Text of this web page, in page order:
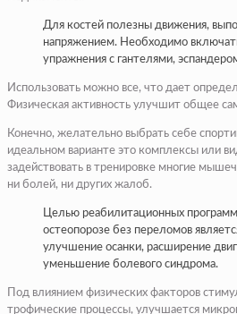
Для костей полезны движения,
напряжением. Необходимо
упражнения с гантелями,
Использовать можно все, что дает
Физическая активность улучшит общее
Конечно, желательно выбрать себе
идеальном варианте это комплексы или
задействовать в тренировке многие
ни болей, ни других жалоб.
Целью реабилитационных
остеопорозе без переломов
улучшение осанки, расширение
уменьшение болевого синдрома.
Под влиянием физических факторов
трофические процессы, улучшается